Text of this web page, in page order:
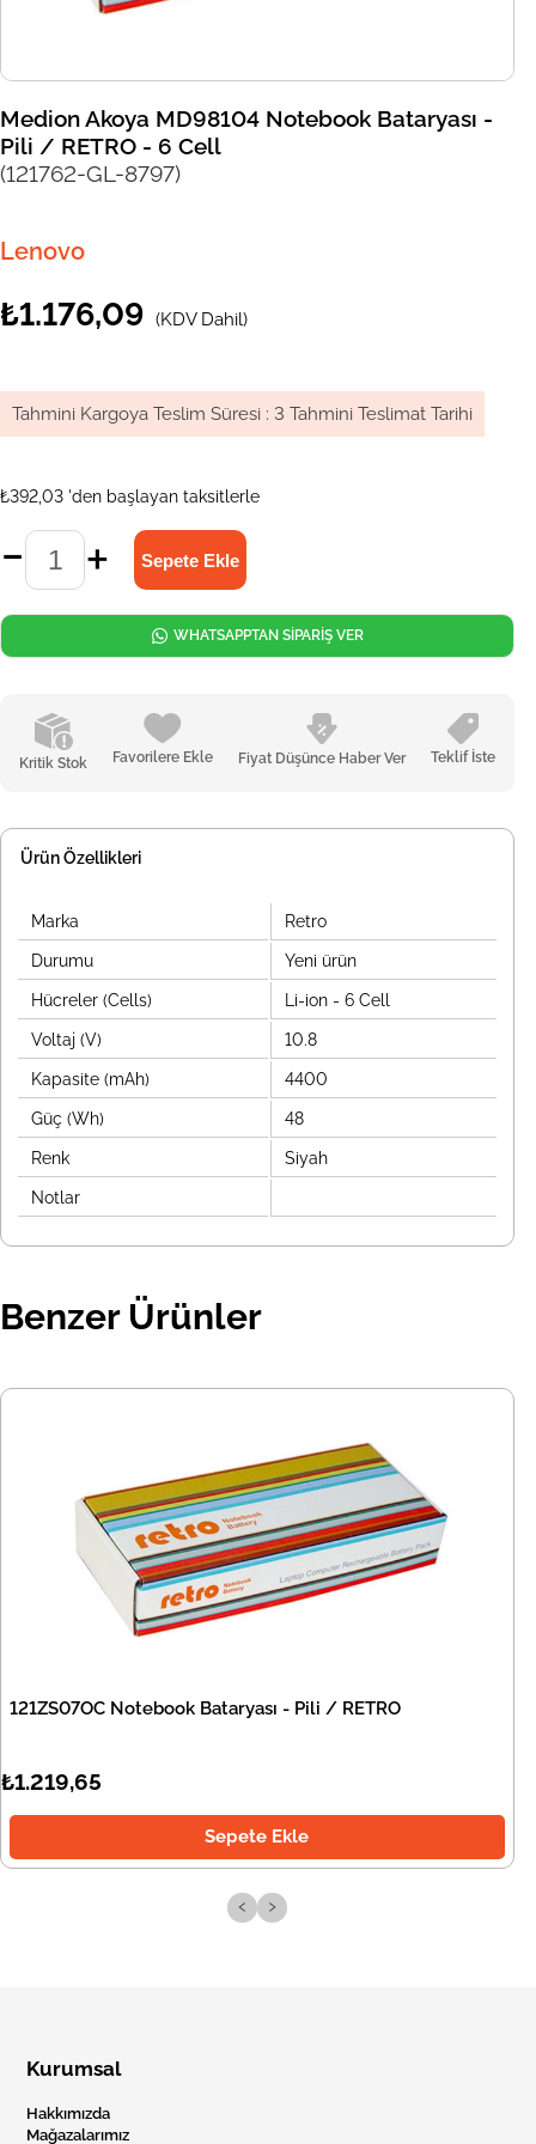
Medion Akoya MD98104 Notebook Bataryası -
Pili / RETRO - 6 Cell
(121762-GL-8797)
Lenovo
₺1.176,09 (KDV Dahil)
Tahmini Kargoya Teslim Süresi : 3 Tahmini Teslimat Tarihi
₺392,03 'den başlayan taksitlerle
Kritik Stok Favorilere Ekle Fiyat Düşünce Haber Ver Teklif İste
WHATSAPPTAN SİPARİŞ VER
Ürün Özellikleri
Marka Retro
Durumu Yeni ürün
Hücreler (Cells) Li-ion - 6 Cell
Voltaj (V) 10.8
Kapasite (mAh) 4400
Güç (Wh) 48
Renk Siyah
Notlar
Benzer Ürünler
121ZS07OC Notebook Bataryası - Pili / RETRO
₺1.219,65
Sepete Ekle
‹ ›
Kurumsal
Hakkımızda
Mağazalarımız